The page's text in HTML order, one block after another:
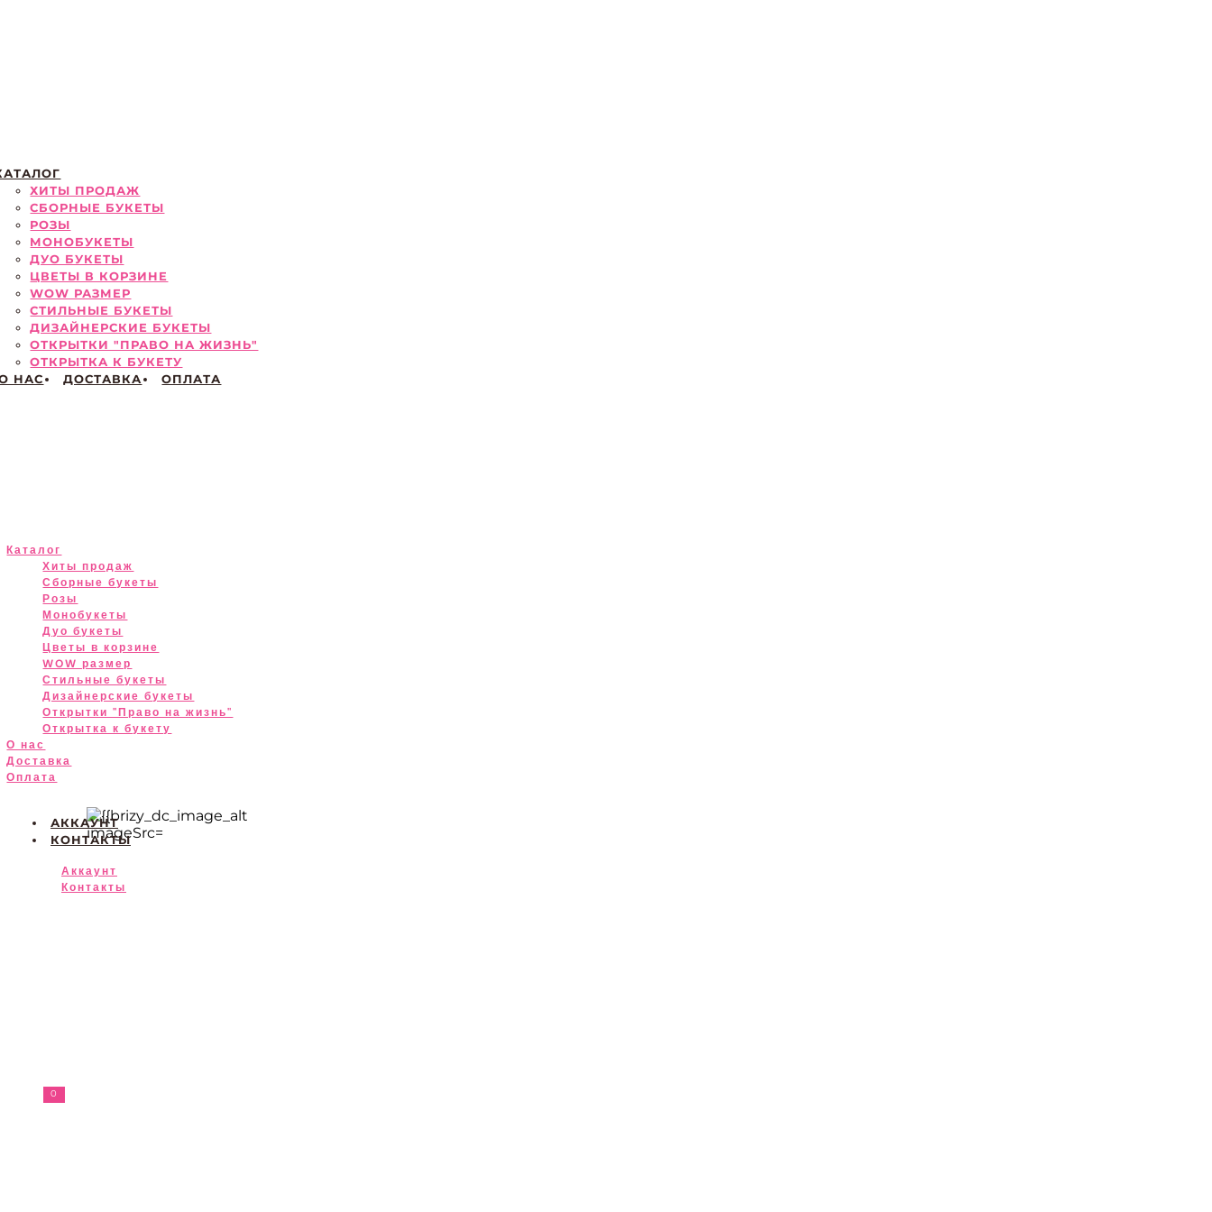
ХИТЫ ПРОДАЖ
СБОРНЫЕ БУКЕТЫ
РОЗЫ
МОНОБУКЕТЫ
ДУО БУКЕТЫ
ЦВЕТЫ В КОРЗИНЕ
WOW РАЗМЕР
СТИЛЬНЫЕ БУКЕТЫ
ДИЗАЙНЕРСКИЕ БУКЕТЫ
ОТКРЫТКИ "ПРАВО НА ЖИЗНЬ"
ОТКРЫТКА К БУКЕТУ
НАС
ДОСТАВКА ОПЛАТА
Каталог
Хиты продаж
Сборные букеты
Розы
Монобукеты
Дуо букеты
Цветы в корзине
WOW размер
Стильные букеты
Дизайнерские букеты
Открытки "Право на жизнь"
Открытка к букету
О нас
Доставка
Оплата
АККАУНТ
КОНТАКТЫ
Аккаунт
Контакты
0